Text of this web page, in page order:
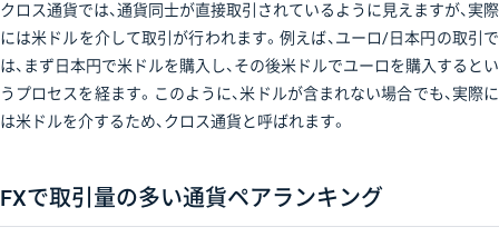
クロス通貨では、通貨同士が直接取引されているように見えますが、実際
には米ドルを介して取引が行われます。例えば、ユーロ/日本円の取引で
は、まず日本円で米ドルを購入し、その後米ドルでユーロを購入するとい
うプロセスを経ます。このように、米ドルが含まれない場合でも、実際に
は米ドルを介するため、クロス通貨と呼ばれます。
FXで取引量の多い通貨ペアランキング